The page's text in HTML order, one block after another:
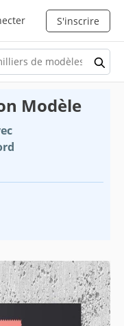
S'inscrire
Modèle